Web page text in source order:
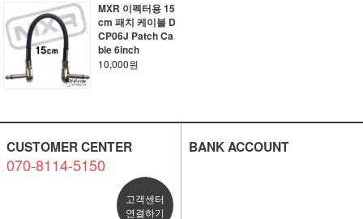
MXR 이펙터용 15
cm 패치 케이블 D
CP06J Patch Ca
ble 6inch
10,000원
CUSTOMER CENTER
070-8114-5150
고객센터
연결하기
BANK ACCOUNT